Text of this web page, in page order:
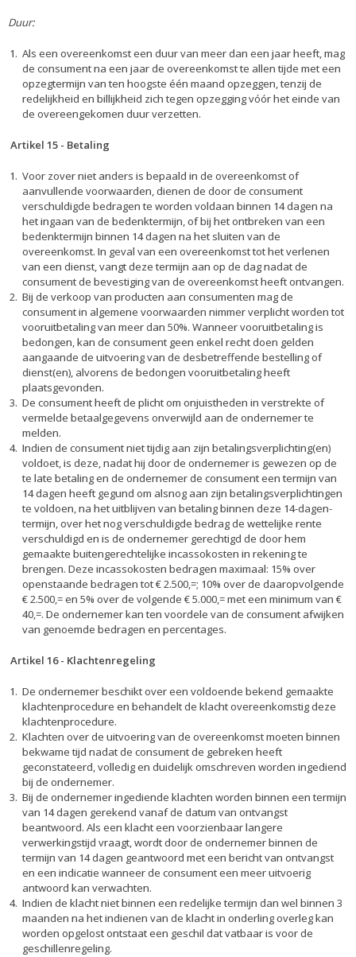
Duur:
Als een overeenkomst een duur van meer dan een jaar heeft, mag
de consument na een jaar de overeenkomst te allen tijde met een
opzegtermijn van ten hoogste één maand opzeggen, tenzij de
redelijkheid en billijkheid zich tegen opzegging vóór het einde van
de overeengekomen duur verzetten.
Artikel 15 - Betaling
Voor zover niet anders is bepaald in de overeenkomst of
aanvullende voorwaarden, dienen de door de consument
verschuldigde bedragen te worden voldaan binnen 14 dagen na
het ingaan van de bedenktermijn, of bij het ontbreken van een
bedenktermijn binnen 14 dagen na het sluiten van de
overeenkomst. In geval van een overeenkomst tot het verlenen
van een dienst, vangt deze termijn aan op de dag nadat de
consument de bevestiging van de overeenkomst heeft ontvangen.
Bij de verkoop van producten aan consumenten mag de
consument in algemene voorwaarden nimmer verplicht worden tot
vooruitbetaling van meer dan 50%. Wanneer vooruitbetaling is
bedongen, kan de consument geen enkel recht doen gelden
aangaande de uitvoering van de desbetreffende bestelling of
dienst(en), alvorens de bedongen vooruitbetaling heeft
plaatsgevonden.
De consument heeft de plicht om onjuistheden in verstrekte of
vermelde betaalgegevens onverwijld aan de ondernemer te
melden.
Indien de consument niet tijdig aan zijn betalingsverplichting(en)
voldoet, is deze, nadat hij door de ondernemer is gewezen op de
te late betaling en de ondernemer de consument een termijn van
14 dagen heeft gegund om alsnog aan zijn betalingsverplichtingen
te voldoen, na het uitblijven van betaling binnen deze 14-dagen-
termijn, over het nog verschuldigde bedrag de wettelijke rente
verschuldigd en is de ondernemer gerechtigd de door hem
gemaakte buitengerechtelijke incassokosten in rekening te
brengen. Deze incassokosten bedragen maximaal: 15% over
openstaande bedragen tot € 2.500,=; 10% over de daaropvolgende
€ 2.500,= en 5% over de volgende € 5.000,= met een minimum van €
40,=. De ondernemer kan ten voordele van de consument afwijken
van genoemde bedragen en percentages.
Artikel 16- Klachtenregeling
De ondernemer beschikt over een voldoende bekend gemaakte
klachtenprocedure en behandelt de klacht overeenkomstig deze
klachtenprocedure.
Klachten over de uitvoering van de overeenkomst moeten binnen
bekwame tijd nadat de consument de gebreken heeft
geconstateerd, volledig en duidelijk omschreven worden ingediend
bij de ondernemer.
Bij de ondernemer ingediende klachten worden binnen een termijn
van 14 dagen gerekend vanaf de datum van ontvangst
beantwoord. Als een klacht een voorzienbaar langere
verwerkingstijd vraagt, wordt door de ondernemer binnen de
termijn van 14 dagen geantwoord met een bericht van ontvangst
en een indicatie wanneer de consument een meer uitvoerig
antwoord kan verwachten.
Indien de klacht niet binnen een redelijke termijn dan wel binnen 3
maanden na het indienen van de klacht in onderling overleg kan
worden opgelost ontstaat een geschil dat vatbaar is voor de
geschillenregeling.